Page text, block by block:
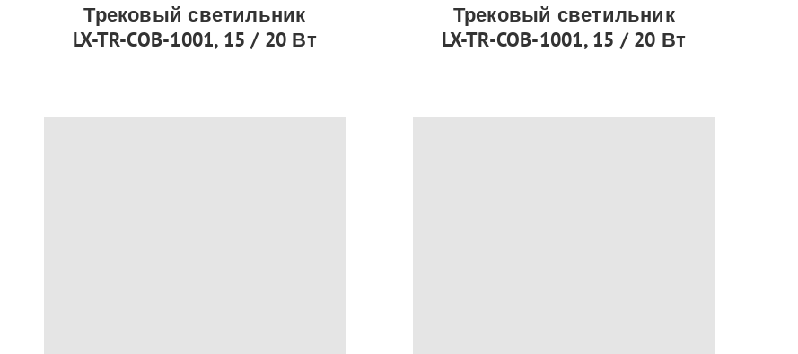
Трековый светильник
LX-TR-COB-1001, 15 / 20 Вт
Трековый светильник
LX-TR-COB-1001, 15 / 20 Вт